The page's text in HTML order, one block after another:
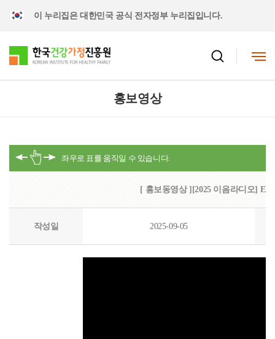
이 누리집은 대한민국 공식 전자정부 누리집입니다.
홍보영상
[ 홍보동영상 ][2025 이음라디오]
작성일 2025-09-05